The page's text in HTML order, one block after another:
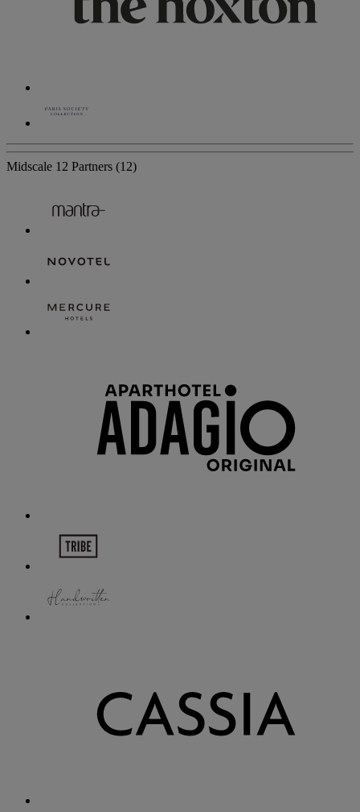
Midscale 12 Partners (12)